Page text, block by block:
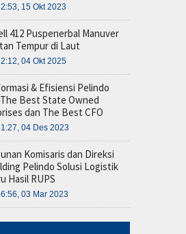
15 Okt 2023
412 Puspenerbal Manuver
Tempur di Laut
04 Okt 2025
& Efisiensi Pelindo
Best State Owned
dan The Best CFO
04 Des 2023
Komisaris dan Direksi
Pelindo Solusi Logistik
Hasil RUPS
03 Mar 2023